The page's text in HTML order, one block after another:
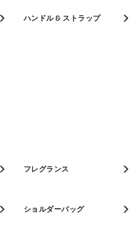
ショルダーバッグ
コインケース
パスケース
ハンドル & ストラップ
フレグランス